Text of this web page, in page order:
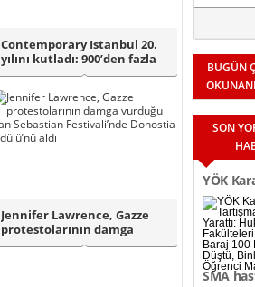
Contemporary Istanbul 20.
yılını kutladı: 900’den fazla
eser..
Jennifer Lawrence, Gazze
protestolarının damga
vurduğu San S..
BUGÜN
SON
YÖK
Binlerce
SMA